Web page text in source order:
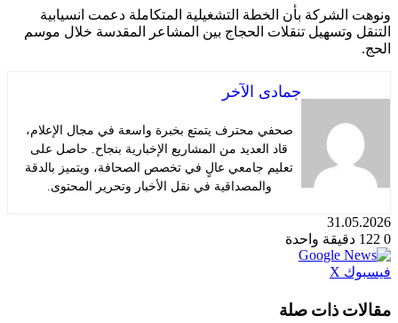
ونوهت الشركة بأن الخطة التشغيلية المتكاملة دعمت انسيابية
التنقل وتسهيل تنقلات الحجاج بين المشاعر المقدسة خلال موسم
الحج.
جمادى الآخر
صحفي محترف يتمتع بخبرة واسعة في مجال الإعلام،
قاد العديد من المشاريع الإخبارية بنجاح. حاصل على
تعليم جامعي عالٍ في تخصص الصحافة، ويتميز بالدقة
والمصداقية في نقل الأخبار وتحرير المحتوى.
31.05.2026
0
دقيقة واحدة
فيسبوك X
البريد
مقالات ذات صلة